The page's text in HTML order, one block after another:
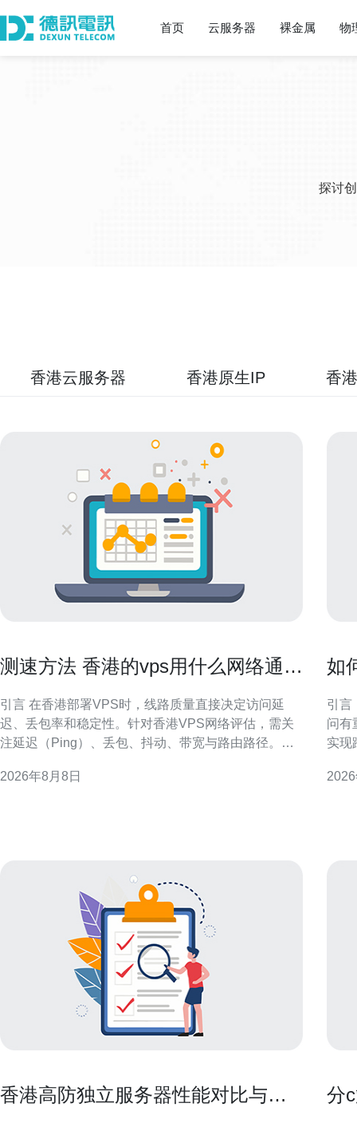
首页 云服务器 裸金属 物
探讨
香港云服务器 香港原生IP 香
测速方法 香港的vps用什么网络通过
引言 在香港部署VPS时，线路质量直接决定访问延
迟、丢包率和稳定性。针对香港VPS网络评估，需关
注延迟（Ping）、丢包、抖动、带宽与路由路径。本
方法，帮助快速评估线路质量并制定选址与优化策
2026年8月8日
如
引言
问有
实现
提升访问
香港高防独立服务器性能对比与适
分